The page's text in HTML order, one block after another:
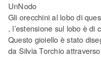
UnNodo
Gli orecchini al lobo di
, l’estensione sul lobo è di
Questo gioiello è stato
da Silvia Torchio